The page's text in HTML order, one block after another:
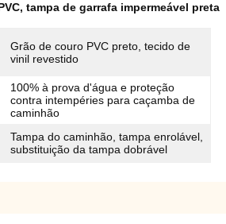
, tampa de garrafa impermeável preta
Grão de couro PVC preto, tecido de
vinil revestido
100% à prova d'água e proteção
contra intempéries para caçamba de
caminhão
Tampa do caminhão, tampa enrolável,
substituição da tampa dobrável